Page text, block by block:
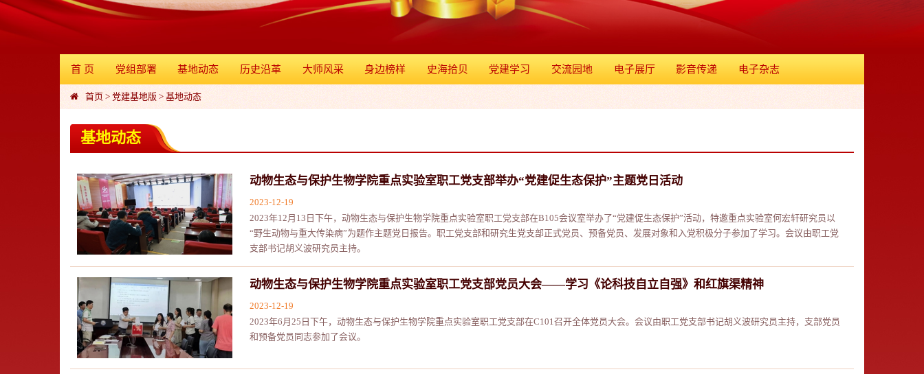
首 页 党组部署 基地动态 历史沿革 大师风采 身边榜样 史海拾贝 党建学习 交流园地 电子展厅 影音传递 电子杂志
首页 > 党建基地版 > 基地动态
基地动态
动物生态与保护生物学院重点实验室职工党支部举办“党建促生态保护”主题党日活动
2023-12-19
2023年12月13日下午，动物生态与保护生物学院重点实验室职工党支部在B105会议室举办了“党建促生态保护”活动，特邀重点实验室何宏轩研究员以
“野生动物与重大传染病”为题作主题党日报告。职工党支部和研究生党支部正式党员、预备党员、发展对象和入党积极分子参加了学习。会议由职工党
支部书记胡义波研究员主持。
动物生态与保护生物学院重点实验室职工党支部党员大会——学习《论科技自立自强》和红旗渠精神
2023-12-19
2023年6月25日下午，动物生态与保护生物学院重点实验室职工党支部在C101召开全体党员大会。会议由职工党支部书记胡义波研究员主持，支部党员
和预备党员同志参加了会议。